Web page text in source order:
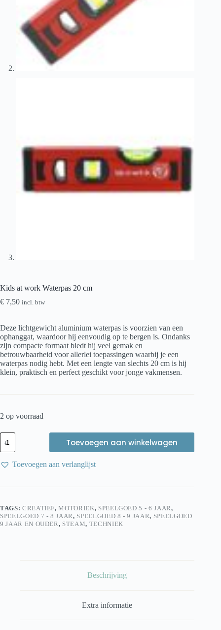
Kids at work Waterpas 20 cm
€ 7,50 incl. btw
Deze lichtgewicht aluminium waterpas is voorzien van een
ophanggat, waardoor hij eenvoudig op te bergen is. Ondanks
zijn compacte formaat biedt hij veel gemak en
betrouwbaarheid voor allerlei toepassingen waarbij je een
waterpas nodig hebt. Met een lengte van slechts 20 cm is hij
klein, praktisch en perfect geschikt voor jonge vakmensen.
2 op voorraad
Kids
at
work
Waterpas
20
Toevoegen aan winkelwagen
Toevoegen aan verlanglijst
TAGS: CREATIEF,MOTORIEK, SPEELGOED 5 - 6 JAAR,
SPEELGOED 7 - 8 JAAR, SPEELGOED 8 - 9 JAAR, SPEELGOED
9 JAAR EN OUDER, STEAM, TECHNIEK
Beschrijving
Extra informatie